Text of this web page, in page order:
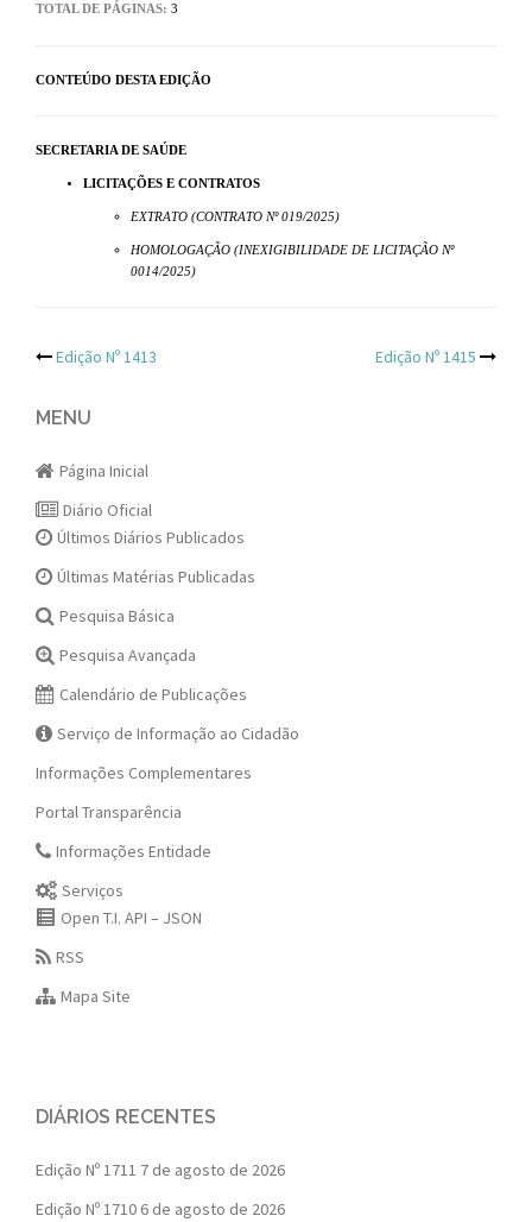
TOTAL DE PÁGINAS: 3
CONTEÚDO DESTA EDIÇÃO
SECRETARIA DE SAÚDE
LICITAÇÕES E CONTRATOS
EXTRATO (CONTRATO Nº 019/2025)
HOMOLOGAÇÃO (INEXIGIBILIDADE DE LICITAÇÃO Nº
0014/2025)
Post
navigation
Edição Nº 1413 Edição Nº 1415
MENU
Página Inicial
Diário Oficial
Últimos Diários Publicados
Últimas Matérias Publicadas
Pesquisa Básica
Pesquisa Avançada
Calendário de Publicações
Serviço de Informação ao Cidadão
Informações Complementares
Portal Transparência
Informações Entidade
Serviços
Open T.I. API – JSON
RSS
Mapa Site
DIÁRIOS RECENTES
Edição Nº 1711 7 de agosto de 2026
Edição Nº 1710 6 de agosto de 2026